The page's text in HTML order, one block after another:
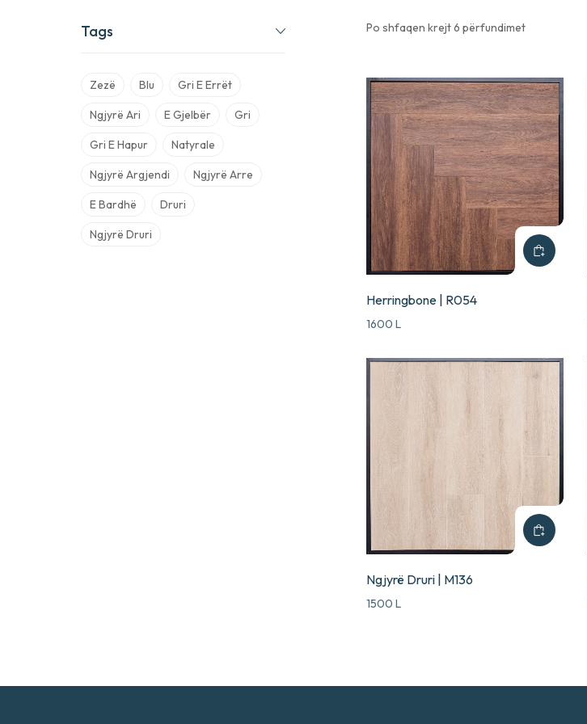
Tags
Zezë Blu Gri E Errët
Ngjyrë Ari E Gjelbër Gri
Gri E Hapur Natyrale
Ngjyrë Argjendi Ngjyrë Arre
E Bardhë Druri
Ngjyrë Druri
Po shfaqen krejt 6 përfundimet
Herringbone | R054
1600L
Ngjyrë Druri | M136
1500L